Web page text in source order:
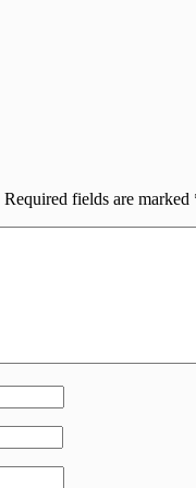
Required fields are marked